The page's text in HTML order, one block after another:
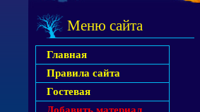
Меню сайта
Главная
Правила сайта
Гостевая